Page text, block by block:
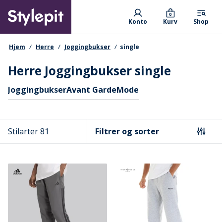
main
content
Primary departments
Konto Kurv
0
Shop
navigationssti
Hjem Herre Joggingbukser single
Herre Joggingbukser single
Hurtige links
JoggingbukserAvant GardeMode
Stilarter 81 Filtrer og sorter